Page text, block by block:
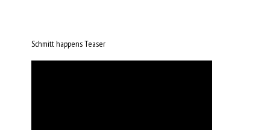
Schmitt happens Teaser